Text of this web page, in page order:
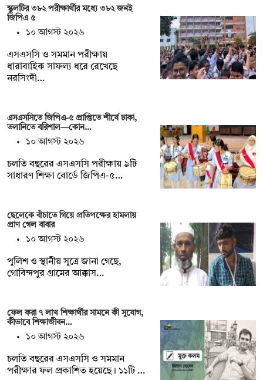
স্কুলটির ৩৮২ পরীক্ষার্থীর মধ্যে ৩৮২ জনই
জিপিএ ৫
১০ আগস্ট ২০২৬
এসএসসি ও সমমান পরীক্ষায়
ধারাবাহিক সাফল্য ধরে রেখেছে
নরসিংদী…
এসএসসিতে জিপিএ-৫ প্রাপ্তিতে শীর্ষে ঢাকা,
তলানিতে বরিশাল—কোন…
১০ আগস্ট ২০২৬
চলতি বছরের এসএসসি পরীক্ষায় ৯টি
সাধারণ শিক্ষা বোর্ডে জিপিএ-৫…
ছেলেকে বাঁচাতে গিয়ে প্রতিপক্ষের হামলায়
প্রাণ গেল বাবার
১০ আগস্ট ২০২৬
পুলিশ ও স্থানীয় সূত্রে জানা গেছে,
গোবিন্দপুর গ্রামের আক্কাস…
ফেল করা ৭ লাখ শিক্ষার্থীর সামনে কী সুযোগ,
কীভাবে শিক্ষাজীবন…
১০ আগস্ট ২০২৬
চলতি বছরের এসএসসি ও সমমান
পরীক্ষার ফল প্রকাশিত হয়েছে। ১১টি …